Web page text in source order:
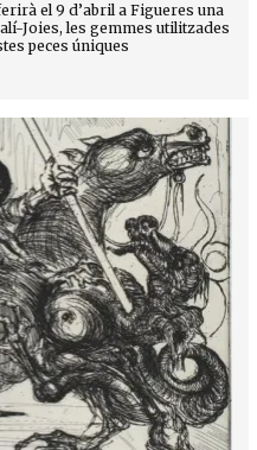
el 9 d’abril a Figueres una
Joies, les gemmes utilitzades
peces úniques